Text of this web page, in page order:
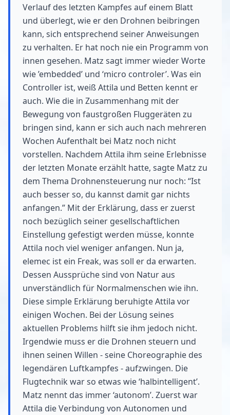
Verlauf des letzten Kampfes auf einem Blatt
und überlegt, wie er den Drohnen beibringen
kann, sich entsprechend seiner Anweisungen
zu verhalten. Er hat noch nie ein Programm von
innen gesehen. Matz sagt immer wieder Worte
wie ’embedded’ und ‘micro controler’. Was ein
Controller ist, weiß Attila und Betten kennt er
auch. Wie die in Zusammenhang mit der
Bewegung von faustgroßen Fluggeräten zu
bringen sind, kann er sich auch nach mehreren
Wochen Aufenthalt bei Matz noch nicht
vorstellen. Nachdem Attila ihm seine Erlebnisse
der letzten Monate erzählt hatte, sagte Matz zu
dem Thema Drohnensteuerung nur noch: “Ist
auch besser so, du kannst damit gar nichts
anfangen.” Mit der Erklärung, dass er zuerst
noch bezüglich seiner gesellschaftlichen
Einstellung gefestigt werden müsse, konnte
Attila noch viel weniger anfangen. Nun ja,
elemec ist ein Freak, was soll er da erwarten.
Dessen Aussprüche sind von Natur aus
unverständlich für Normalmenschen wie ihn.
Diese simple Erklärung beruhigte Attila vor
einigen Wochen. Bei der Lösung seines
aktuellen Problems hilft sie ihm jedoch nicht.
Irgendwie muss er die Drohnen steuern und
ihnen seinen Willen - seine Choreographie des
legendären Luftkampfes - aufzwingen. Die
Flugtechnik war so etwas wie ‘halbintelligent’.
Matz nennt das immer ‘autonom’. Zuerst war
Attila die Verbindung von Autonomen und